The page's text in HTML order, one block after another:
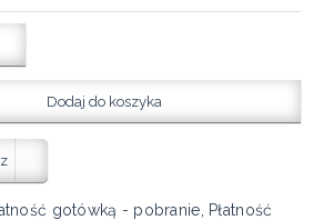
Dodaj do koszyka
gotówką - pobranie, Płatność